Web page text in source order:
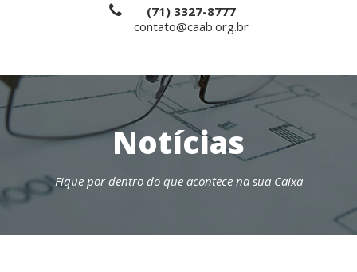
(71) 3327-8777
contato@caab.org.br
Notícias
Fique por dentro do que acontece na sua Caixa